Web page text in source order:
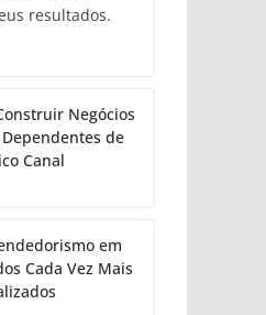
resultados.
Negócios
de
Canal
em
Cada Vez Mais